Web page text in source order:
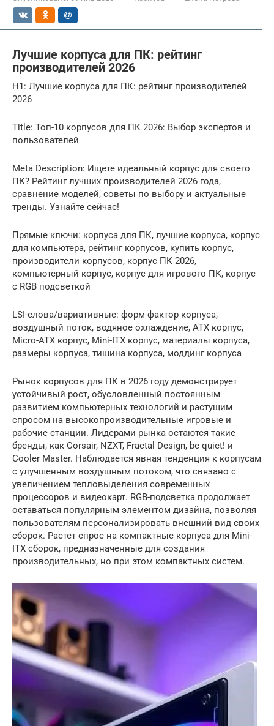
Лучшие корпуса для ПК: рейтинг
производителей 2026
H1: Лучшие корпуса для ПК: рейтинг производителей
2026
Title: Топ-10 корпусов для ПК 2026: Выбор экспертов и
пользователей
Meta Description: Ищете идеальный корпус для своего
ПК? Рейтинг лучших производителей 2026 года,
сравнение моделей, советы по выбору и актуальные
тренды. Узнайте сейчас!
Прямые ключи: корпуса для ПК, лучшие корпуса, корпус
для компьютера, рейтинг корпусов, купить корпус,
производители корпусов, корпус ПК 2026,
компьютерный корпус, корпус для игрового ПК, корпус
с RGB подсветкой
LSI-слова/вариативные: форм-фактор корпуса,
воздушный поток, водяное охлаждение, ATX корпус,
Micro-ATX корпус, Mini-ITX корпус, материалы корпуса,
размеры корпуса, тишина корпуса, моддинг корпуса
Рынок корпусов для ПК в 2026 году демонстрирует
устойчивый рост, обусловленный постоянным
развитием компьютерных технологий и растущим
спросом на высокопроизводительные игровые и
рабочие станции. Лидерами рынка остаются такие
бренды, как Corsair, NZXT, Fractal Design, be quiet! и
Cooler Master. Наблюдается явная тенденция к корпусам
с улучшенным воздушным потоком, что связано с
увеличением тепловыделения современных
процессоров и видеокарт. RGB-подсветка продолжает
оставаться популярным элементом дизайна, позволяя
пользователям персонализировать внешний вид своих
сборок. Растет спрос на компактные корпуса для Mini-
ITX сборок, предназначенные для создания
производительных, но при этом компактных систем.